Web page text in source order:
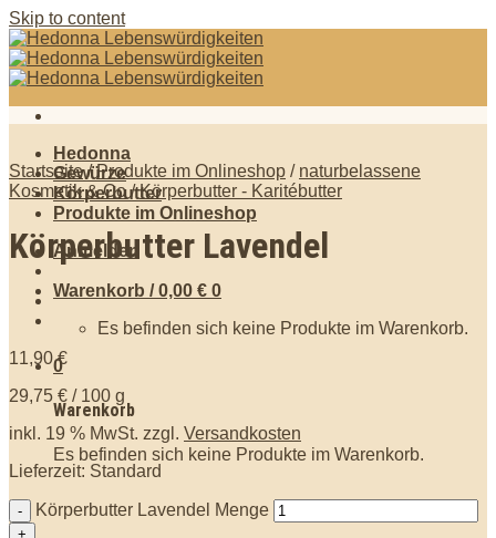
Skip to content
Hedonna
Gewürze
Körperbutter
Produkte im Onlineshop
Anmelden
Warenkorb /0,00 € 0
Es befinden sich keine Produkte im Warenkorb.
0
Warenkorb
Es befinden sich keine Produkte im Warenkorb.
Startseite / Produkte im Onlineshop / naturbelassene
Kosmetik & Co / Körperbutter - Karitébutter
Körperbutter Lavendel
11,90€
29,75 € / 100 g
inkl. 19 % MwSt. zzgl. Versandkosten
Lieferzeit: Standard
Körperbutter Lavendel Menge